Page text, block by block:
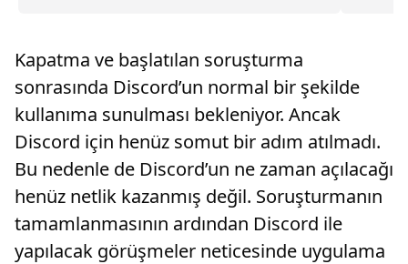
Kapatma ve başlatılan soruşturma
sonrasında Discord’un normal bir şekilde
kullanıma sunulması bekleniyor. Ancak
Discord için henüz somut bir adım atılmadı.
Bu nedenle de Discord’un ne zaman açılacağı
henüz netlik kazanmış değil. Soruşturmanın
tamamlanmasının ardından Discord ile
yapılacak görüşmeler neticesinde uygulama